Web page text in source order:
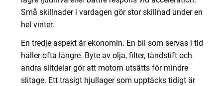
Små skillnader i vardagen gör stor skillnad under en
hel vinter.
En tredje aspekt är ekonomin. En bil som servas i tid
håller ofta längre. Byte av olja, filter, tändstift och
andra slitdelar gör att motorn utsätts för mindre
slitage. Ett trasigt hjullager som upptäcks tidigt är